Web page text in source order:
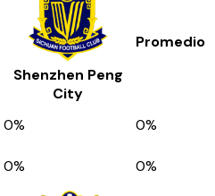
Shenzhen Peng
City
Promedio
0% 0%
0% 0%